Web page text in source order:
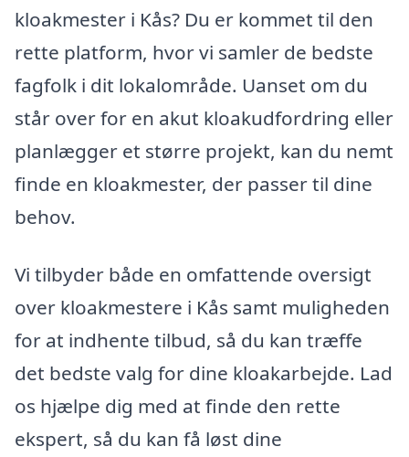
kloakmester i Kås? Du er kommet til den
rette platform, hvor vi samler de bedste
fagfolk i dit lokalområde. Uanset om du
står over for en akut kloakudfordring eller
planlægger et større projekt, kan du nemt
finde en kloakmester, der passer til dine
behov.
Vi tilbyder både en omfattende oversigt
over kloakmestere i Kås samt muligheden
for at indhente tilbud, så du kan træffe
det bedste valg for dine kloakarbejde. Lad
os hjælpe dig med at finde den rette
ekspert, så du kan få løst dine